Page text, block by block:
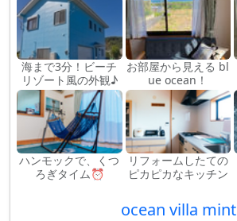
海まで3分！ビーチ
リゾート風の外観♪
お部屋から見える bl
ue ocean！
ハンモックで、くつ
ろぎタイム⏰
リフォームしたての
ピカピカなキッチン
ocean villa mint